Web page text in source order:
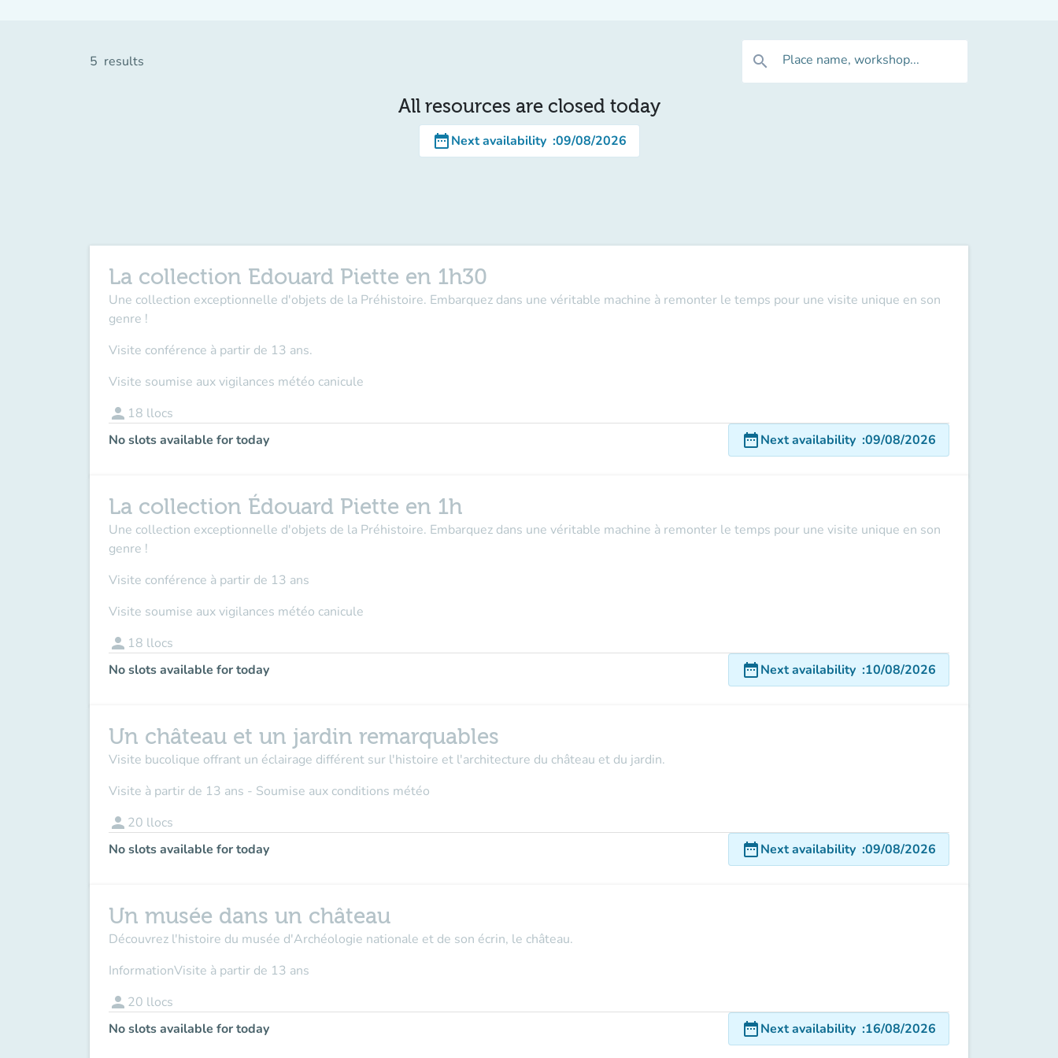
5 results search Place name, workshop...
All resources are closed today
date_rangeNext availability :09/08/2026
La collection Edouard Piette en 1h30
Une collection exceptionnelle d'objets de la Préhistoire. Embarquez dans une véritable machine à remonter le temps pour une visite unique en son
genre !
Visite conférence à partir de 13 ans.
Visite soumise aux vigilances météo canicule
person 18 llocs
No slots available for today
date_rangeNext availability :09/08/2026
La collection Édouard Piette en 1h
Une collection exceptionnelle d'objets de la Préhistoire. Embarquez dans une véritable machine à remonter le temps pour une visite unique en son
genre !
Visite conférence à partir de 13 ans
Visite soumise aux vigilances météo canicule
person 18 llocs
No slots available for today
date_rangeNext availability :10/08/2026
Un château et un jardin remarquables
Visite bucolique offrant un éclairage différent sur l'histoire et l'architecture du château et du jardin.
Visite à partir de 13 ans - Soumise aux conditions météo
person 20 llocs
No slots available for today
date_rangeNext availability :09/08/2026
Un musée dans un château
Découvrez l'histoire du musée d'Archéologie nationale et de son écrin, le château.
InformationVisite à partir de 13 ans
person 20 llocs
No slots available for today
date_rangeNext availability :16/08/2026